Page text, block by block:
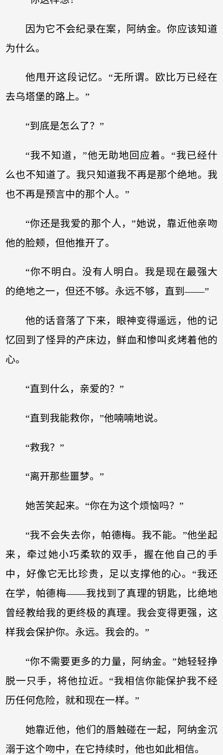
因为它不会纪录在案，阿纳金。你应该知道
为什么。
他甩开这段记忆。“无所谓。欧比万已经在
去乌塔堡的路上。”
“到底是怎么了？”
“我不知道，”他无助地回应着。“我已经什
么也不知道了。我只知道我不再是那个绝地。我
也不再是预言中的那个人。”
“你还是我爱的那个人，”她说，靠近他亲吻
他的脸颊，但他推开了。
“你不明白。没有人明白。我是现在最强大
的绝地之一，但还不够。永远不够，直到——”
他的话音落了下来，眼神变得遥远，他的记
忆回到了怪异的产床边，鲜血和惨叫炙烤着他的
心。
“直到什么，亲爱的？”
“直到我能救你，”他喃喃地说。
“救我？”
“离开那些噩梦。”
她苦笑起来。“你在为这个烦恼吗？”
“我不会失去你，帕德梅。我不能。”他坐起
来，牵过她小巧柔软的双手，握在他自己的手
中，好像它无比珍贵，足以支撑他的心。“我还
在学，帕德梅——我找到了真理的钥匙，比绝地
曾经教给我的更终极的真理。我会变得更强，这
样我会保护你。永远。我会的。”
“你不需要更多的力量，阿纳金。”她轻轻挣
脱一只手，将他拉近。“我相信你能保护我不经
历任何危险，就和现在一样。”
她靠近他，他们的唇触碰在一起，阿纳金沉
溺于这个吻中，在它持续时，他也如此相信。